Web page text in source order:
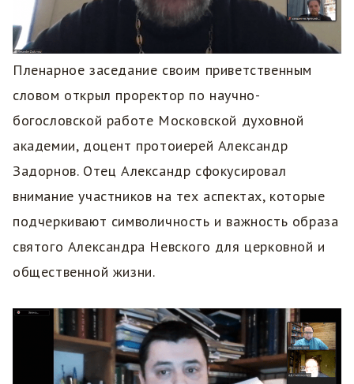
Пленарное заседание своим приветственным
словом открыл проректор по научно-
богословской работе Московской духовной
академии, доцент протоиерей Александр
Задорнов. Отец Александр сфокусировал
внимание участников на тех аспектах, которые
подчеркивают символичность и важность образа
святого Александра Невского для церковной и
общественной жизни.